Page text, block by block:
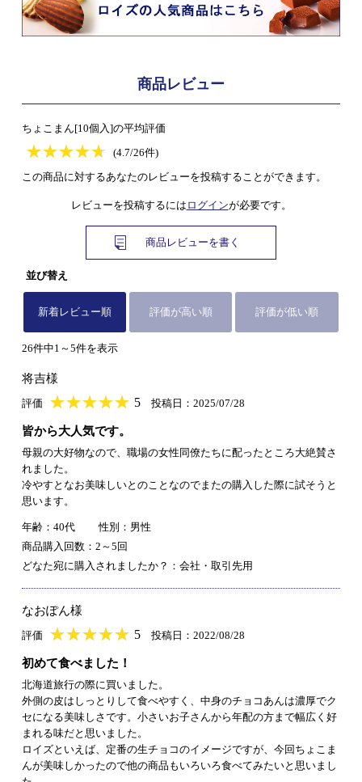
商品レビュー
ちょこまん[10個入]の平均評価
★★★★★
★★★★★
(4.7/26件)
この商品に対するあなたのレビューを投稿することができます。
レビューを投稿するには ログインが必要です。
商品レビューを書く
並び替え
新着レビュー順 評価が高い順 評価が低い順
26件中1～5件を表示
将吉様
評価 ★★★★★
★★★★★ 5 投稿日：2025/07/28
皆から大人気です。
母親の大好物なので、職場の女性同僚たちに配ったところ大絶賛さ
れました。
冷やすとなお美味しいとのことなのでまたの購入した際に試そうと
思います。
年齢：40代
性別：男性
商品購入回数：2～5回
どなた宛に購入されましたか？：会社・取引先用
なおぽん様
評価 ★★★★★
★★★★★ 5 投稿日：2022/08/28
初めて食べました！
北海道旅行の際に買いました。
外側の皮はしっとりして食べやすく、中身のチョコあんは濃厚でク
セになる美味しさです。小さいお子さんから年配の方まで幅広く好
まれる味だと思いました。
ロイズといえば、定番の生チョコのイメージですが、今回ちょこま
んが美味しかったので他の商品もいろいろ食べてみたいと思いまし